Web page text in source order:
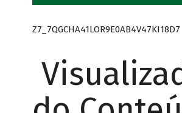
Z7_7QGCHA41LOR9E0AB4V47KI18D7